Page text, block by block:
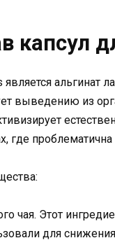
капсул
альгинат
выведению из
где
чая. Этот
для